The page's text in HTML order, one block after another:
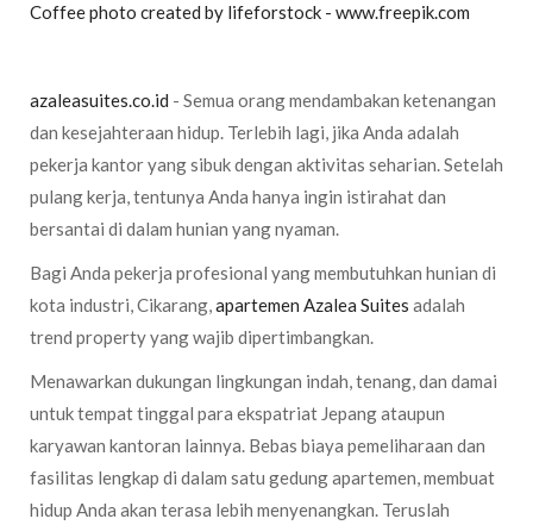
Coffee photo created by lifeforstock - www.freepik.com
azaleasuites.co.id - Semua orang mendambakan ketenangan
dan kesejahteraan hidup. Terlebih lagi, jika Anda adalah
pekerja kantor yang sibuk dengan aktivitas seharian. Setelah
pulang kerja, tentunya Anda hanya ingin istirahat dan
bersantai di dalam hunian yang nyaman.
Bagi Anda pekerja profesional yang membutuhkan hunian di
kota industri, Cikarang,apartemen Azalea Suites adalah
trend property yang wajib dipertimbangkan.
Menawarkan dukungan lingkungan indah, tenang, dan damai
untuk tempat tinggal para ekspatriat Jepang ataupun
karyawan kantoran lainnya. Bebas biaya pemeliharaan dan
fasilitas lengkap di dalam satu gedung apartemen, membuat
hidup Anda akan terasa lebih menyenangkan. Teruslah